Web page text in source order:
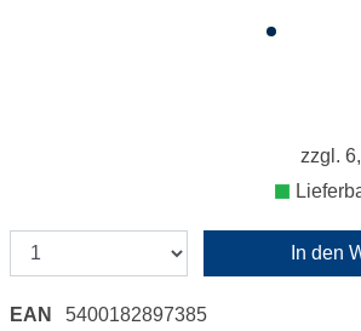
zzgl.
In den
EAN
5400182897385